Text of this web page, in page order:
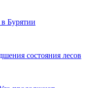
Бурятии
состояния лесов